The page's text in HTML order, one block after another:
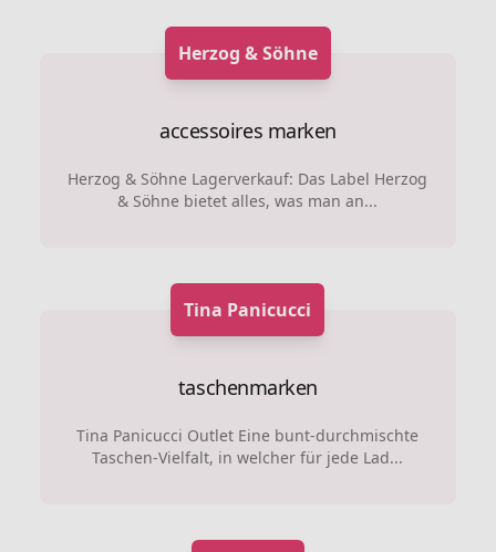
Herzog & Söhne
accessoires marken
Herzog & Söhne Lagerverkauf: Das Label Herzog
& Söhne bietet alles, was man an...
Tina Panicucci
taschenmarken
Tina Panicucci Outlet Eine bunt-durchmischte
Taschen-Vielfalt, in welcher für jede Lad...